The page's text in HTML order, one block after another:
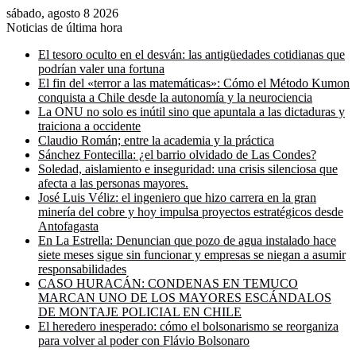
sábado, agosto 8 2026
Noticias de última hora
El tesoro oculto en el desván: las antigüedades cotidianas que
podrían valer una fortuna
El fin del «terror a las matemáticas»: Cómo el Método Kumon
conquista a Chile desde la autonomía y la neurociencia
La ONU no solo es inútil sino que apuntala a las dictaduras y
traiciona a occidente
Claudio Román; entre la academia y la práctica
Sánchez Fontecilla: ¿el barrio olvidado de Las Condes?
Soledad, aislamiento e inseguridad: una crisis silenciosa que
afecta a las personas mayores.
José Luis Véliz: el ingeniero que hizo carrera en la gran
minería del cobre y hoy impulsa proyectos estratégicos desde
Antofagasta
En La Estrella: Denuncian que pozo de agua instalado hace
siete meses sigue sin funcionar y empresas se niegan a asumir
responsabilidades
CASO HURACÁN: CONDENAS EN TEMUCO
MARCAN UNO DE LOS MAYORES ESCÁNDALOS
DE MONTAJE POLICIAL EN CHILE
El heredero inesperado: cómo el bolsonarismo se reorganiza
para volver al poder con Flávio Bolsonaro